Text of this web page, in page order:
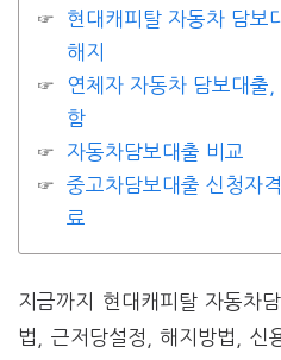
현대캐피탈 자동차 담보
해지
연체자 자동차 담보대출
함
자동차담보대출 비교
중고차담보대출 신청자
료
지금까지 현대캐피탈 자동차
법, 근저당설정, 해지방법, 신